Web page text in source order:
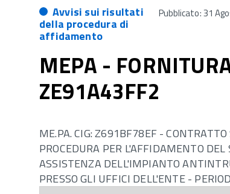
Avvisi sui risultati
della procedura di
affidamento
Pubblicato: 31
MEPA -
ZE91A43FF2
ME.PA. CIG: Z691BF78EF -
PROCEDURA PER L'AFFIDAMENTO
ASSISTENZA DELL'IMPIANTO
PRESSO GLI UFFICI DELL'ENTE -